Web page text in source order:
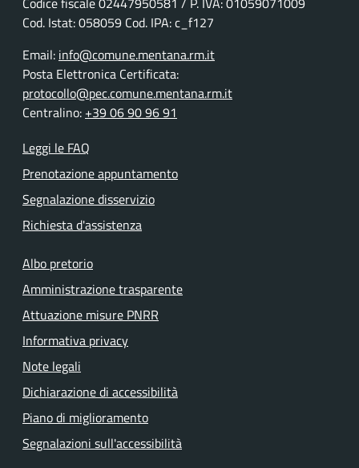
Cod. Istat: 058059 Cod. IPA: c_f127
Email: info@comune.mentana.rm.it
Posta Elettronica Certificata:
protocollo@pec.comune.mentana.rm.it
Centralino: +39 06 90 96 91
Leggi le FAQ
Prenotazione appuntamento
Segnalazione disservizio
Richiesta d'assistenza
Albo pretorio
Amministrazione trasparente
Attuazione misure PNRR
Informativa privacy
Note legali
Dichiarazione di accessibilità
Piano di miglioramento
Segnalazioni sull'accessibilità